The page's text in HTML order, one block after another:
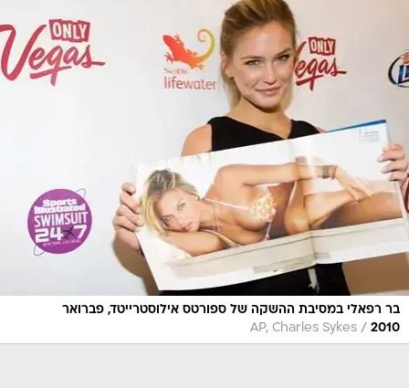
בר רפאלי במסיבת ההשקה של ספורטס אילוסטרייטד, פברואר
2010
/
AP, Charles Sykes